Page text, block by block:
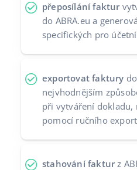
přeposílání faktur
do ABRA.eu a
specifických pro
exportovat faktury
nejvhodnějším
při vytváření dokladu,
pomocí ručního
stahování faktur z